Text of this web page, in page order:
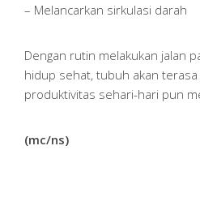
– Melancarkan sirkulasi darah
Dengan rutin melakukan jalan
hidup sehat, tubuh akan
produktivitas sehari-hari pun
(mc/ns)